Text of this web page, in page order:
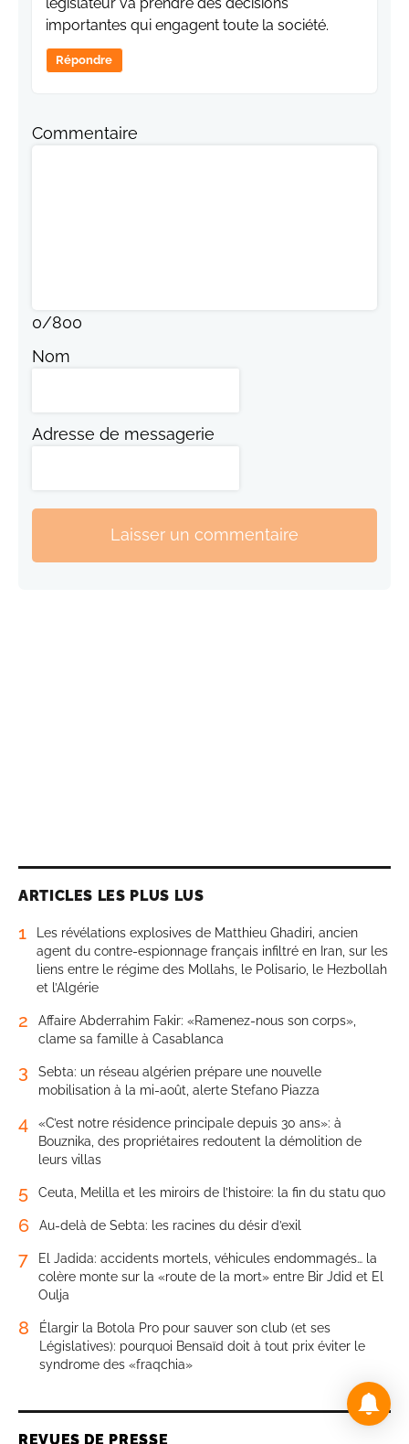
importantes qui engagent toute la société.
Répondre
Commentaire
0/800
Nom
Adresse de messagerie
Laisser un commentaire
ARTICLES LES PLUS LUS
1
Les révélations explosives de Matthieu Ghadiri, ancien
agent du contre-espionnage français infiltré en Iran, sur les
liens entre le régime des Mollahs, le Polisario, le Hezbollah
et l’Algérie
2
Affaire Abderrahim Fakir: «Ramenez-nous son corps»,
clame sa famille à Casablanca
3
Sebta: un réseau algérien prépare une nouvelle
mobilisation à la mi-août, alerte Stefano Piazza
4
«C’est notre résidence principale depuis 30 ans»: à
Bouznika, des propriétaires redoutent la démolition de
leurs villas
5 Ceuta, Melilla et les miroirs de l’histoire: la fin du statu quo
6 Au-delà de Sebta: les racines du désir d’exil
7
El Jadida: accidents mortels, véhicules endommagés… la
colère monte sur la «route de la mort» entre Bir Jdid et El
Oulja
8
Élargir la Botola Pro pour sauver son club (et ses
Législatives): pourquoi Bensaïd doit à tout prix éviter le
syndrome des «fraqchia»
REVUES DE PRESSE